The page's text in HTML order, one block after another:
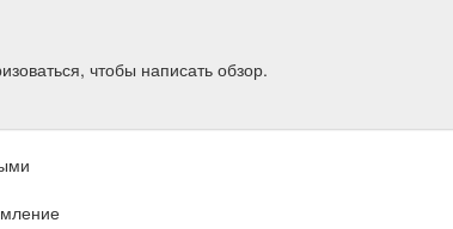
чтобы написать обзор.